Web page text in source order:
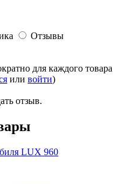
Отзывы
для каждого товара
или войти)
отзыв.